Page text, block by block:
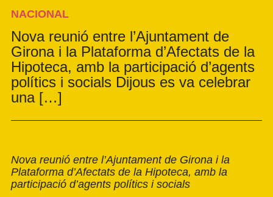
NACIONAL
Nova reunió entre l’Ajuntament de
Girona i la Plataforma d’Afectats de la
Hipoteca, amb la participació d’agents
polítics i socials Dijous es va celebrar
una […]
Nova reunió entre l’Ajuntament de Girona i la
Plataforma d’Afectats de la Hipoteca, amb la
participació d’agents polítics i socials